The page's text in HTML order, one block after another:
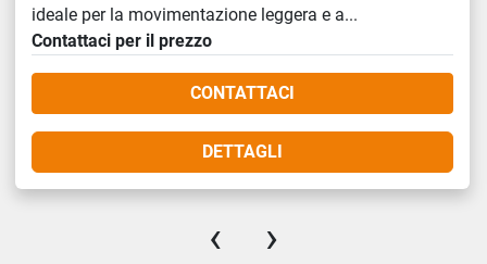
ideale per la movimentazione leggera e a...
Contattaci per il prezzo
CONTATTACI
DETTAGLI
‹ ›